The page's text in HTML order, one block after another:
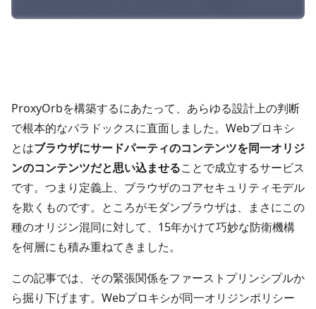
ProxyOrbを構築するにあたって、あらゆる設計上の判断
で根本的なパラドックスに直面しました。Webプロキシ
とはブラウザにサードパーティのコンテンツを同一オリジ
ンのコンテンツだと思い込ませることで成立するサービス
です。つまり定義上、ブラウザのコアセキュリティモデル
を欺くものです。ところがモダンブラウザは、まさにこの
種のオリジン混同に対して、15年かけて巧妙な防衛機構
を何層にも積み重ねてきました。
この記事では、その緊張関係をファーストプリンシプルか
ら掘り下げます。Webプロキシが同一オリジンポリシー